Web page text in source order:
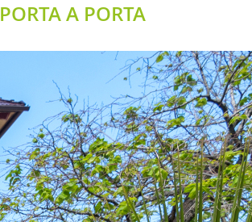
PORTA A PORTA